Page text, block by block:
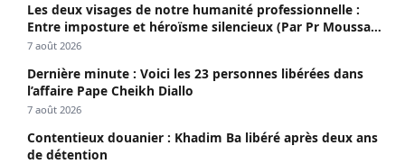
Les deux visages de notre humanité professionnelle :
Entre imposture et héroïsme silencieux (Par Pr Moussa
Seydi)
7 août 2026
Dernière minute : Voici les 23 personnes libérées dans
l’affaire Pape Cheikh Diallo
7 août 2026
Contentieux douanier : Khadim Ba libéré après deux ans
de détention